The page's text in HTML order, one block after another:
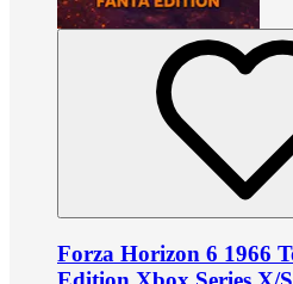
Forza Horizon 6 1966